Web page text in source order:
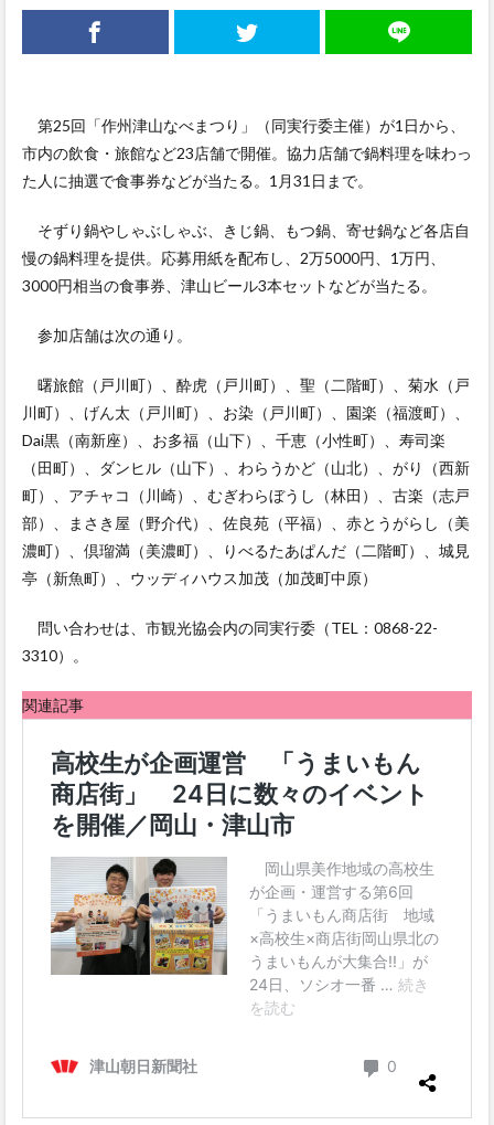
第25回「作州津山なべまつり」（同実行委主催）が1日から、
市内の飲食・旅館など23店舗で開催。協力店舗で鍋料理を味わっ
た人に抽選で食事券などが当たる。1月31日まで。
そずり鍋やしゃぶしゃぶ、きじ鍋、もつ鍋、寄せ鍋など各店自
慢の鍋料理を提供。応募用紙を配布し、2万5000円、1万円、
3000円相当の食事券、津山ビール3本セットなどが当たる。
参加店舗は次の通り。
曙旅館（戸川町）、酔虎（戸川町）、聖（二階町）、菊水（戸
川町）、げん太（戸川町）、お染（戸川町）、園楽（福渡町）、
Dai黒（南新座）、お多福（山下）、千恵（小性町）、寿司楽
（田町）、ダンヒル（山下）、わらうかど（山北）、がり（西新
町）、アチャコ（川崎）、むぎわらぼうし（林田）、古楽（志戸
部）、まさき屋（野介代）、佐良苑（平福）、赤とうがらし（美
濃町）、倶瑠満（美濃町）、りべるたあぱんだ（二階町）、城見
亭（新魚町）、ウッディハウス加茂（加茂町中原）
問い合わせは、市観光協会内の同実行委（TEL：0868-22-
3310）。
関連記事